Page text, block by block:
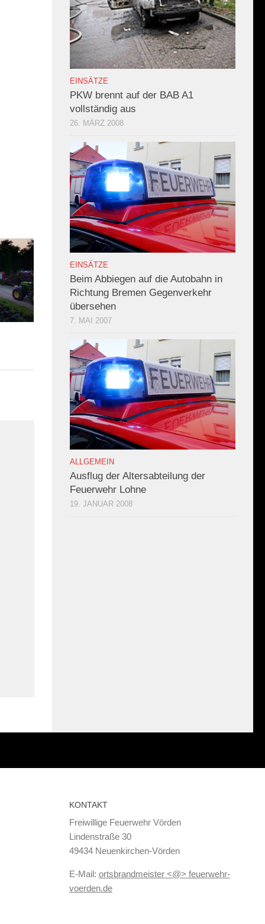
EINSÄTZE
PKW brennt auf der BAB A1
vollständig aus
26. MÄRZ 2008
EINSÄTZE
Beim Abbiegen auf die Autobahn in
Richtung Bremen Gegenverkehr
übersehen
7. MAI 2007
ALLGEMEIN
Ausflug der Altersabteilung der
Feuerwehr Lohne
19. JANUAR 2008
KONTAKT
Freiwillige Feuerwehr Vörden
Lindenstraße 30
49434 Neuenkirchen-Vörden
E-Mail: ortsbrandmeister <@> feuerwehr-
voerden.de